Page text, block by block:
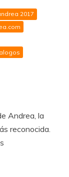
2017
Andrea, la
reconocida.